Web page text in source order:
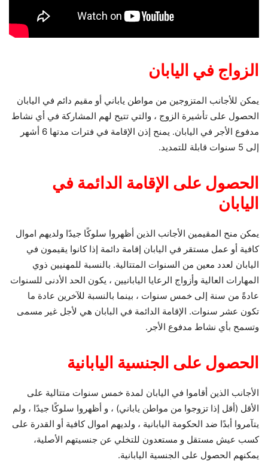
الزواج في اليابان
يمكن للأجانب المتزوجين من مواطن ياباني أو مقيم دائم في اليابان
الحصول على تأشيرة الزوج ، والتي تتيح لهم المشاركة في أي نشاط
مدفوع الأجر في اليابان. يمنح إذن الإقامة في فترات مدتها 6 أشهر
إلى 5 سنوات قابلة للتمديد.
الحصول على الإقامة الدائمة في
اليابان
يمكن منح المقيمين الأجانب الذين أظهروا سلوكًا جيدًا ولديهم اموال
كافية أو عمل مستقر في اليابان إقامة دائمة إذا كانوا يقيمون في
اليابان لعدد معين من السنوات المتتالية. بالنسبة للمهنيين ذوي
المهارات العالية وأزواج الرعايا اليابانيين ، يكون الحد الأدنى للسنوات
عادةً من سنة إلى خمس سنوات ، بينما بالنسبة للآخرين عادة ما
تكون عشر سنوات. الإقامة الدائمة في البابان هي لأجل غير مسمى
وتسمح بأي نشاط مدفوع الأجر.
الحصول على الجنسية اليابانية
الأجانب الذين أقاموا في اليابان لمدة خمس سنوات متتالية على
الأقل (أقل إذا تزوجوا من مواطن ياباني) ، و أظهروا سلوكًا جيدًا ، ولم
يتآمروا أبدًا ضد الحكومة اليابانية ، ولديهم اموال كافية أو القدرة على
كسب عيش مستقل و مستعدون للتخلي عن جنسيتهم الأصلية،
يمكنهم الحصول على الجنسية اليابانية.